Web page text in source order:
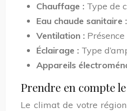
Chauffage : Type de
Eau chaude sanitaire :
Ventilation :
Éclairage : Type
Appareils
Prendre en compte
Le climat de votre